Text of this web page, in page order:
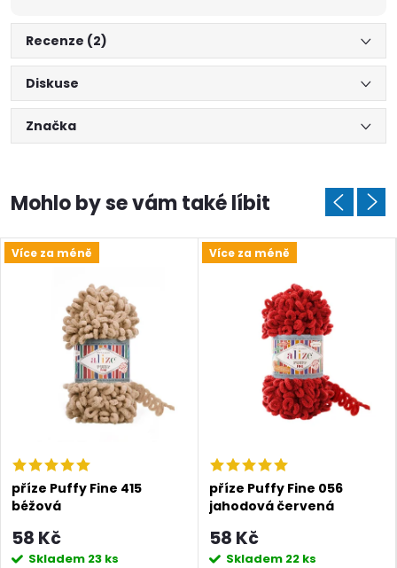
Recenze (2)
Diskuse
Značka
Více za méně
příze Puffy Fine 415
béžová
58 Kč
Skladem 23 ks
Více za méně
příze Puffy Fine 056
jahodová červená
58 Kč
Skladem 22 ks